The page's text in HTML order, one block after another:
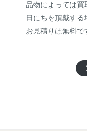
品物によっては買
日にちを頂戴する
お見積りは無料で